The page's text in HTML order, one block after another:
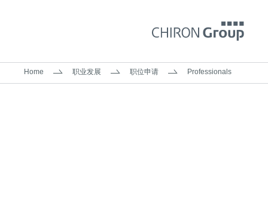
Home 职业发展 职位申请 Professionals